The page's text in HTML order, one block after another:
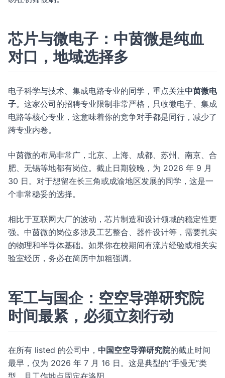
芯片与微电子：中茵微是纯血
对口，地域选择多
电子科学与技术、集成电路专业的同学，重点关注中茵微电
子。这家公司的招聘专业限制非常严格，只收微电子、集成
电路等核心专业，这意味着你的竞争对手都是同行，减少了
跨专业内卷。
中茵微的布局非常广，北京、上海、成都、苏州、南京、合
肥、无锡等地都有岗位。截止日期较晚，为 2026 年 9 月
30 日。对于想留在长三角或成渝地区发展的同学，这是一
个非常稳妥的选择。
相比于互联网大厂的波动，芯片制造和设计领域的稳定性更
强。中茵微的岗位多涉及工艺整合、器件设计等，需要扎实
的物理和半导体基础。如果你在校期间有流片经验或相关实
验室经历，务必在简历中加粗强调。
军工与国企：空空导弹研究院
时间最紧，必须立刻行动
在所有 listed 的公司中， 中国空空导弹研究院的截止时间
最早，仅为 2026 年 7 月 16 日。这是典型的“手慢无”类
型，且工作地点固定在洛阳。